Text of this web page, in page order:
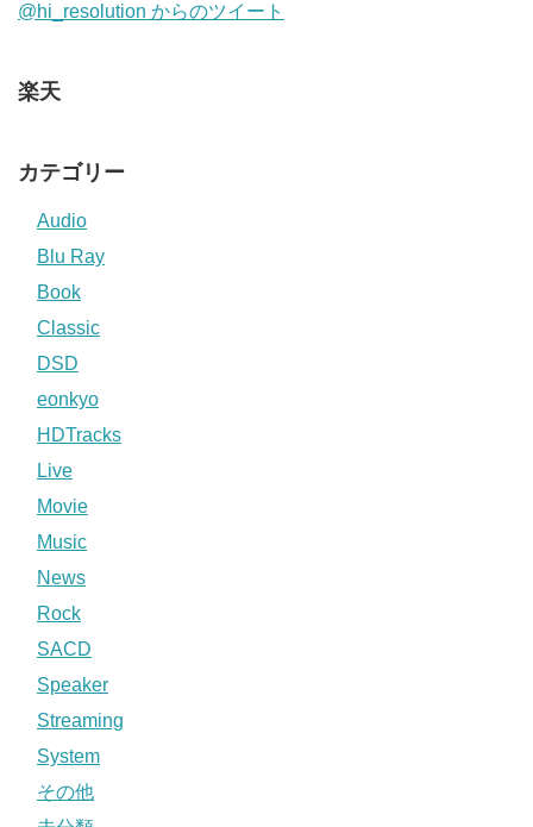
@hi_resolution からのツイート
楽天
カテゴリー
Audio
Blu Ray
Book
Classic
DSD
eonkyo
HDTracks
Live
Movie
Music
News
Rock
SACD
Speaker
Streaming
System
その他